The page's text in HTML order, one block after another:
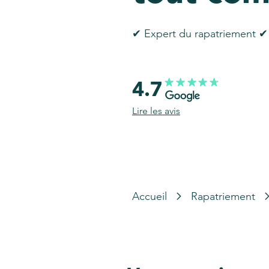
✔ Expert du rapatriement
4.7
Lire les avis
Accueil Rapatriement